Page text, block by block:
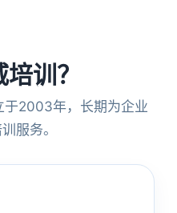
训？
于2003年，长期为企业
服务。